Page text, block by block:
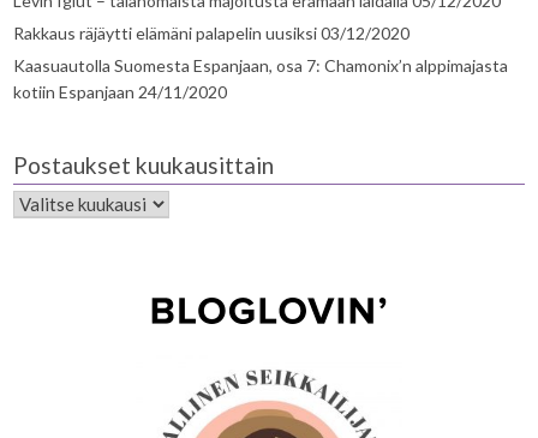
Rakkaus räjäytti elämäni palapelin uusiksi03/12/2020
Kaasuautolla Suomesta Espanjaan, osa 7: Chamonix’n alppimajasta
kotiin Espanjaan 24/11/2020
Postaukset kuukausittain